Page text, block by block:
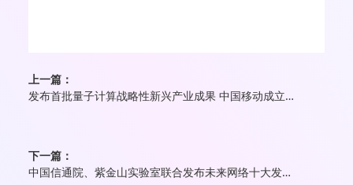
上一篇：
发布首批量子计算战略性新兴产业成果 中国移动成立央企首个面向行业应用的量子计算实验室
下一篇：
中国信通院、紫金山实验室联合发布未来网络十大发展趋势